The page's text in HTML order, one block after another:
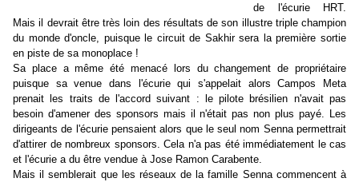
de l'écurie HRT.
Mais il devrait être très loin des résultats de son illustre triple champion
du monde d'oncle, puisque le circuit de Sakhir sera la première sortie
en piste de sa monoplace !
Sa place a même été menacé lors du changement de propriétaire
puisque sa venue dans l'écurie qui s'appelait alors Campos Meta
prenait les traits de l'accord suivant : le pilote brésilien n'avait pas
besoin d'amener des sponsors mais il n'était pas non plus payé. Les
dirigeants de l'écurie pensaient alors que le seul nom Senna permettrait
d'attirer de nombreux sponsors. Cela n'a pas été immédiatement le cas
et l'écurie a du être vendue à Jose Ramon Carabente.
Mais il semblerait que les réseaux de la famille Senna commencent à